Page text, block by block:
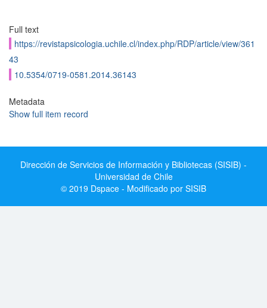
Full text
https://revistapsicologia.uchile.cl/index.php/RDP/article/view/361
43
10.5354/0719-0581.2014.36143
Metadata
Show full item record
Dirección de Servicios de Información y Bibliotecas (SISIB) -
Universidad de Chile
© 2019 Dspace - Modificado por SISIB